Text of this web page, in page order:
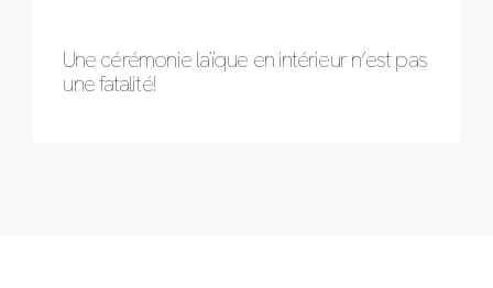
Une cérémonie laïque en intérieur n’est pas
une fatalité!